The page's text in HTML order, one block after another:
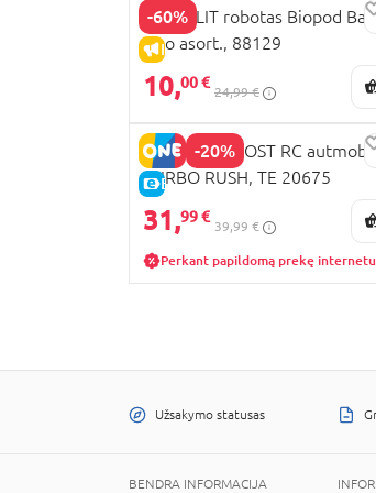
-60%
IŠPARDAVIMAS
SILVERLIT robotas Biopod
Duo asort., 88129
10,00 €
24,99 €
-20%
E-KAINA
SILVERLIT EXOST RC
TURBO RUSH, TE 20675
31,99 €
39,99 €
Perkant papildomą prekę internetu
Užsakymo statusas
BENDRA INFORMACIJA